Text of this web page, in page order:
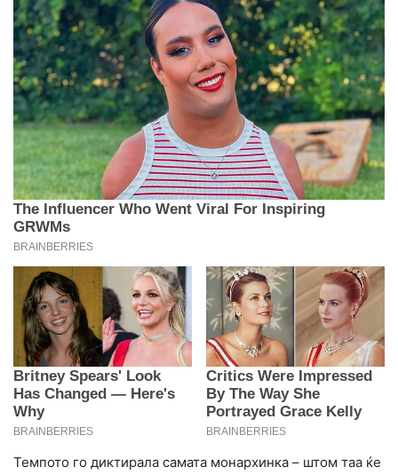
Темпото го диктирала самата монархинка – штом таа ќе